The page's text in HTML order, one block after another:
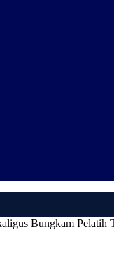
Bungkam Pelatih